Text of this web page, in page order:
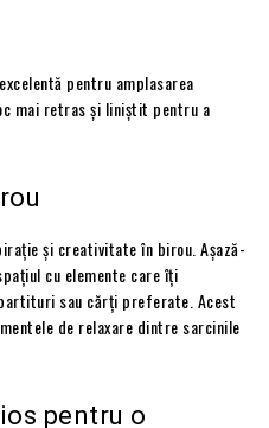
pentru amplasarea
mai retras și liniștit pentru a
și creativitate în birou. Așază-
cu elemente care îți
sau cărți preferate. Acest
de relaxare dintre sarcinile
pentru o